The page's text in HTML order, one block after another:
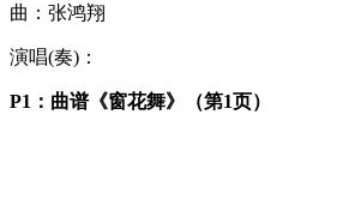
曲：张鸿翔
演唱(奏)：
P1：曲谱《窗花舞》（第1页）